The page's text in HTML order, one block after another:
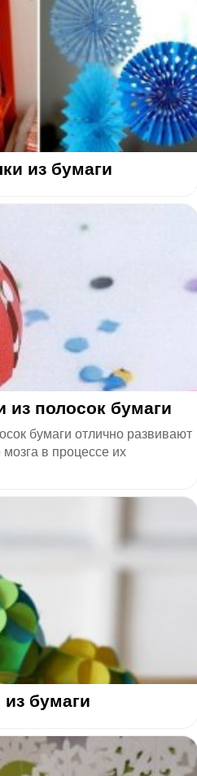
из бумаги
полосок бумаги
бумаги отлично развивают
в процессе их
бумаги